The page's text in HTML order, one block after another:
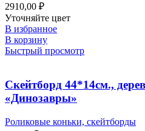
2910,00 ₽
Уточняйте цвет
В избранное
В корзину
Быстрый просмотр
Скейтборд 44*14см.,
«Динозавры»
Роликовые коньки, скейтборды